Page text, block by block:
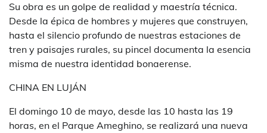
Su obra es un golpe de realidad y maestría técnica.
Desde la épica de hombres y mujeres que construyen,
hasta el silencio profundo de nuestras estaciones de
tren y paisajes rurales, su pincel documenta la esencia
misma de nuestra identidad bonaerense.
CHINA EN LUJÁN
El domingo 10 de mayo, desde las 10 hasta las 19
horas, en el Parque Ameghino, se realizará una nueva